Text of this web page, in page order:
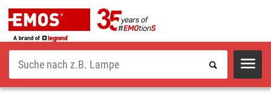
Suche